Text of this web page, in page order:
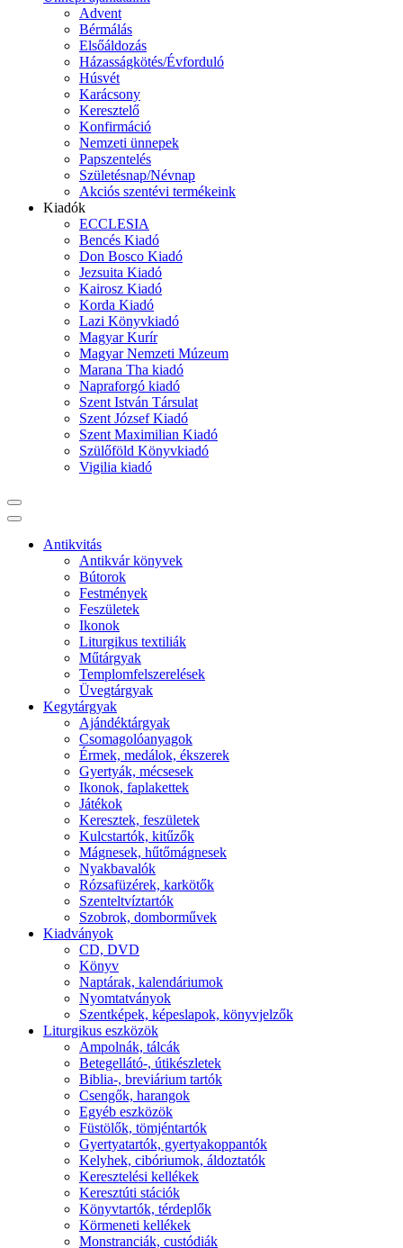
Advent
Bérmálás
Elsőáldozás
Házasságkötés/Évforduló
Húsvét
Karácsony
Keresztelő
Konfirmáció
Nemzeti ünnepek
Papszentelés
Születésnap/Névnap
Akciós szentévi termékeink
Kiadók
ECCLESIA
Bencés Kiadó
Don Bosco Kiadó
Jezsuita Kiadó
Kairosz Kiadó
Korda Kiadó
Lazi Könyvkiadó
Magyar Kurír
Magyar Nemzeti Múzeum
Marana Tha kiadó
Napraforgó kiadó
Szent István Társulat
Szent József Kiadó
Szent Maximilian Kiadó
Szülőföld Könyvkiadó
Vigilia kiadó
Antikvitás
Antikvár könyvek
Bútorok
Festmények
Feszületek
Ikonok
Liturgikus textiliák
Műtárgyak
Templomfelszerelések
Üvegtárgyak
Kegytárgyak
Ajándéktárgyak
Csomagolóanyagok
Érmek, medálok, ékszerek
Gyertyák, mécsesek
Ikonok, faplakettek
Játékok
Keresztek, feszületek
Kulcstartók, kitűzők
Mágnesek, hűtőmágnesek
Nyakbavalók
Rózsafüzérek, karkötők
Szenteltvíztartók
Szobrok, domborművek
Kiadványok
CD, DVD
Könyv
Naptárak, kalendáriumok
Nyomtatványok
Szentképek, képeslapok, könyvjelzők
Liturgikus eszközök
Ampolnák, tálcák
Betegellátó-, útikészletek
Biblia-, breviárium tartók
Csengők, harangok
Egyéb eszközök
Füstölők, tömjéntartók
Gyertyatartók, gyertyakoppantók
Kelyhek, cibóriumok, áldoztatók
Keresztelési kellékek
Keresztúti stációk
Könyvtartók, térdeplők
Körmeneti kellékek
Monstranciák, custódiák